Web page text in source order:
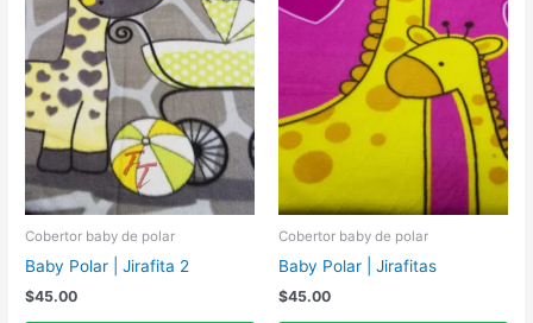
Cobertor baby de polar
Baby Polar | Jirafita 2
$45.00
Cobertor baby de polar
Baby Polar | Jirafitas
$45.00